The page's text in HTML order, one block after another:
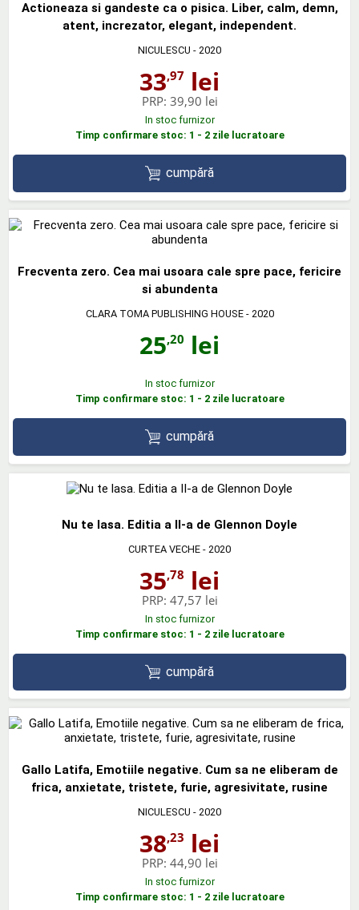
Actioneaza si gandeste ca o pisica. Liber, calm, demn,
atent, increzator, elegant, independent.
NICULESCU - 2020
33,97 lei
PRP: 39,90 lei
In stoc furnizor
Timp confirmare stoc: 1 - 2 zile lucratoare
cumpără
Frecventa zero. Cea mai usoara cale spre pace, fericire
si abundenta
CLARA TOMA PUBLISHING HOUSE- 2020
25,20 lei
In stoc furnizor
Timp confirmare stoc: 1 - 2 zile lucratoare
cumpără
Nu te lasa. Editia a II-a de Glennon Doyle
CURTEA VECHE - 2020
35,78 lei
PRP: 47,57 lei
In stoc furnizor
Timp confirmare stoc: 1 - 2 zile lucratoare
cumpără
Gallo Latifa, Emotiile negative. Cum sa ne eliberam de
frica, anxietate, tristete, furie, agresivitate, rusine
NICULESCU - 2020
38,23 lei
PRP: 44,90 lei
In stoc furnizor
Timp confirmare stoc: 1 - 2 zile lucratoare